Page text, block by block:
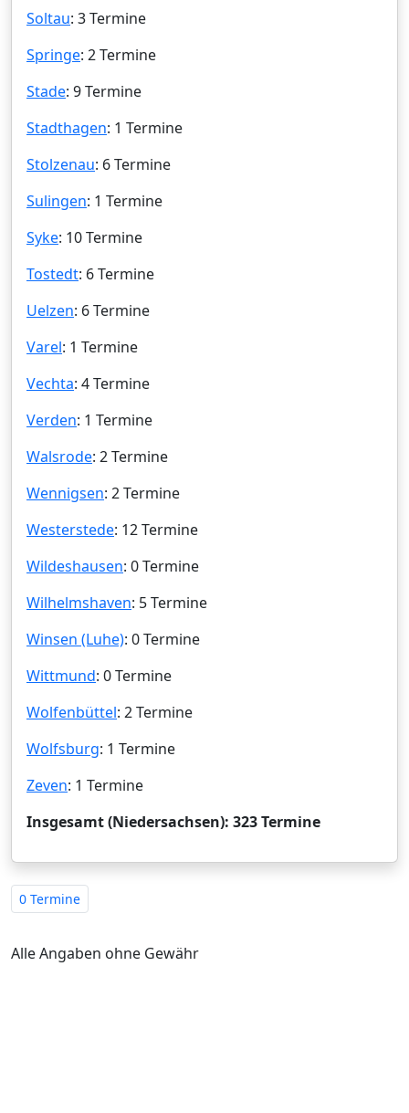
Soltau: 3 Termine
Springe: 2 Termine
Stade: 9 Termine
Stadthagen: 1 Termine
Stolzenau: 6 Termine
Sulingen: 1 Termine
Syke: 10 Termine
Tostedt: 6 Termine
Uelzen: 6 Termine
Varel: 1 Termine
Vechta: 4 Termine
Verden: 1 Termine
Walsrode: 2 Termine
Wennigsen: 2 Termine
Westerstede: 12 Termine
Wildeshausen: 0 Termine
Wilhelmshaven: 5 Termine
Winsen (Luhe): 0 Termine
Wittmund: 0 Termine
Wolfenbüttel: 2 Termine
Wolfsburg: 1 Termine
Zeven: 1 Termine
Insgesamt (Niedersachsen): 323 Termine
0 Termine
Alle Angaben ohne Gewähr